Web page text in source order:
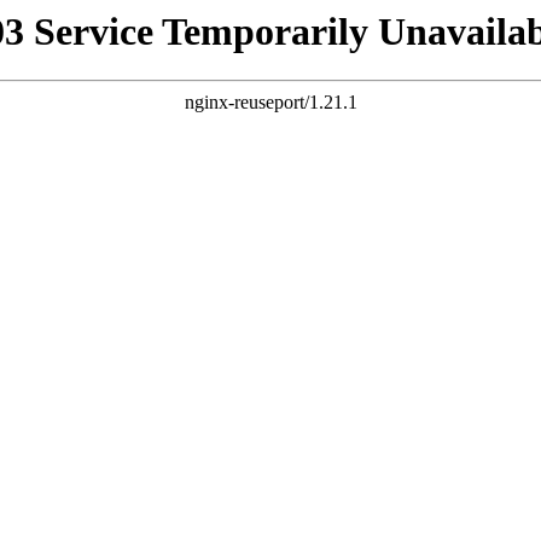
Service Temporarily
nginx-reuseport/1.21.1